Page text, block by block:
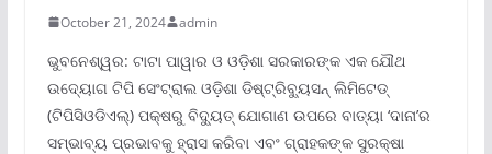
October 21, 2024 admin
ଭୁବନେଶ୍ୱର: ଟାଟା ପାୱାର ଓ ଓଡ଼ିଶା ସରକାରଙ୍କ ଏକ ଯୌଥ
ଉଦ୍ୟୋଗ ଟିପି ସେଂଟ୍ରାଲ ଓଡ଼ିଶା ଡିଷ୍ଟ୍ରିବ୍ୟୁସନ୍ ଲିମିଟେଡ୍
(ଟିପିସିଓଡିଏଲ୍‌) ପକ୍ଷରୁ ବିଦ୍ୟୁତ୍ ଯୋଗାଣ ଉପରେ ବାତ୍ୟା ‘ଦାନା’ର
ସମ୍ଭାବ୍ୟ ପ୍ରଭାବକୁ ହ୍ରାସ କରିବା ଏବଂ ଗ୍ରାହକଙ୍କ ସୁରକ୍ଷା